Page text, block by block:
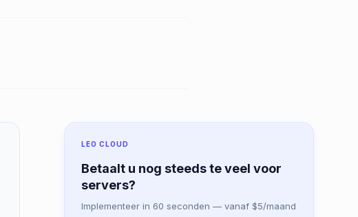
LEO CLOUD
Betaalt u nog steeds te veel voor
servers?
Implementeer in 60 seconden — vanaf $5/maand